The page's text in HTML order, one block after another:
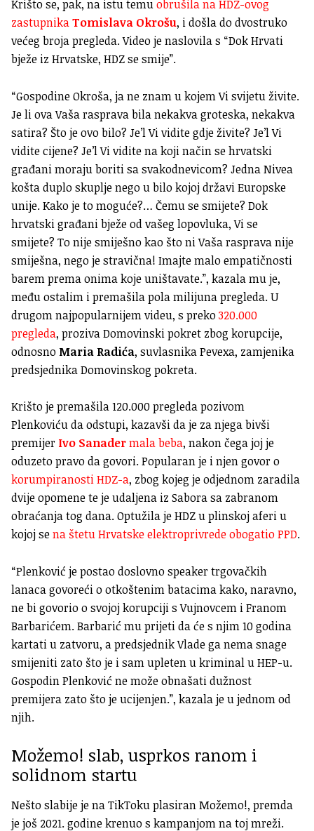
Krišto se, pak, na istu temuobrušila na HDZ-ovog
zastupnikaTomislava Okrošu, i došla do dvostruko
većeg broja pregleda. Video je naslovila s “Dok Hrvati
bježe iz Hrvatske, HDZ se smije”.
“Gospodine Okroša, ja ne znam u kojem Vi svijetu živite.
Je li ova Vaša rasprava bila nekakva groteska, nekakva
satira? Što je ovo bilo? Je’l Vi vidite gdje živite? Je’l Vi
vidite cijene? Je’l Vi vidite na koji način se hrvatski
građani moraju boriti sa svakodnevicom? Jedna Nivea
košta duplo skuplje nego u bilo kojoj državi Europske
unije. Kako je to moguće?… Čemu se smijete? Dok
hrvatski građani bježe od vašeg lopovluka, Vi se
smijete? To nije smiješno kao što ni Vaša rasprava nije
smiješna, nego je stravična! Imajte malo empatičnosti
barem prema onima koje uništavate.”, kazala mu je,
među ostalim i premašila pola milijuna pregleda. U
drugom najpopularnijem videu, s preko320.000
pregleda, proziva Domovinski pokret zbog korupcije,
odnosno Maria Radića, suvlasnika Pevexa, zamjenika
predsjednika Domovinskog pokreta.
Krišto je premašila 120.000 pregleda pozivom
Plenkoviću da odstupi, kazavši da je za njega bivši
premijer Ivo Sanadermala beba, nakon čega joj je
oduzeto pravo da govori. Popularan je i njen govor o
korumpiranosti HDZ-a, zbog kojeg je odjednom zaradila
dvije opomene te je udaljena iz Sabora sa zabranom
obraćanja tog dana. Optužila je HDZ u plinskoj aferi u
kojoj sena štetu Hrvatske elektroprivrede obogatio PPD.
“Plenković je postao doslovno speaker trgovačkih
lanaca govoreći o otkoštenim batacima kako, naravno,
ne bi govorio o svojoj korupciji s Vujnovcem i Franom
Barbarićem. Barbarić mu prijeti da će s njim 10 godina
kartati u zatvoru, a predsjednik Vlade ga nema snage
smijeniti zato što je i sam upleten u kriminal u HEP-u.
Gospodin Plenković ne može obnašati dužnost
premijera zato što je ucijenjen.”, kazala je u jednom od
njih.
Možemo! slab, usprkos ranom i
solidnom startu
Nešto slabije je na TikToku plasiran Možemo!, premda
je još 2021. godine krenuo s kampanjom na toj mreži.